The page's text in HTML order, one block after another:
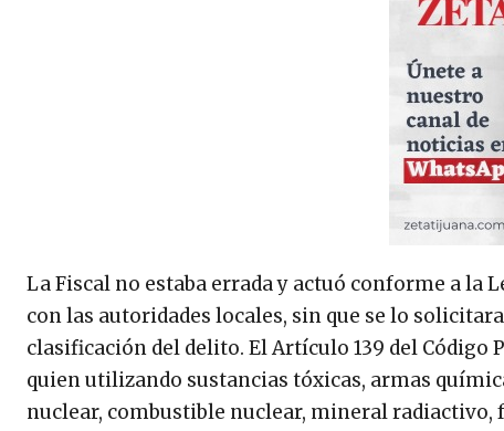
La Fiscal no estaba errada y actuó conforme a la
con las autoridades locales, sin que se lo
clasificación del delito. El Artículo 139 del Código
quien utilizando sustancias tóxicas, armas
nuclear, combustible nuclear, mineral